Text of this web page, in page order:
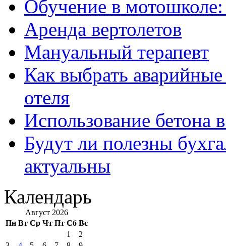
Обучение в
Аренда вертолетов
Мануальный терапевт
Как выбрать
отеля
Использование бетона
Будут ли полезны
актуальны
Календарь
Август 2026
Пн Вт Ср Чт Пт Сб Вс
1
2